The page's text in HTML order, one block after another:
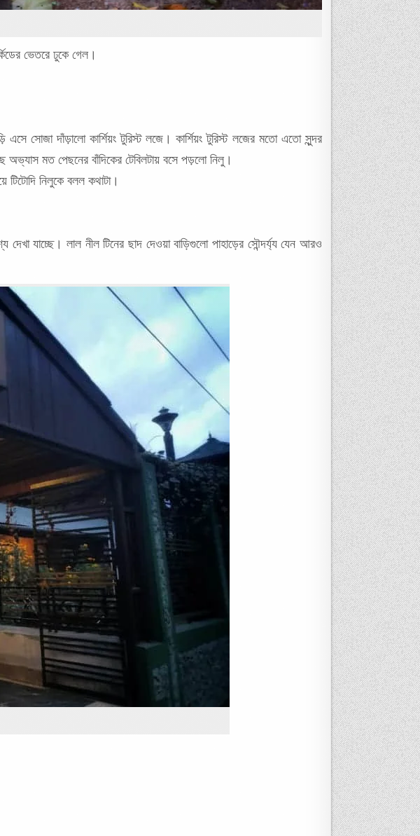
ভেতরে ঢুকে গেল।
সোজা দাঁড়ালো কার্শিয়ং টুরিস্ট লজে। কার্শিয়ং টুরিস্ট লজের মতো এতো সুন্দর
অভ্যাস মত পেছনের বাঁদিকের টেবিলটায় বসে পড়লো নিলু।
টিটোদি নিলুকে বলল কথাটা।
যাচ্ছে। লাল নীল টিনের ছাদ দেওয়া বাড়িগুলো পাহাড়ের সৌন্দর্য্য যেন আরও